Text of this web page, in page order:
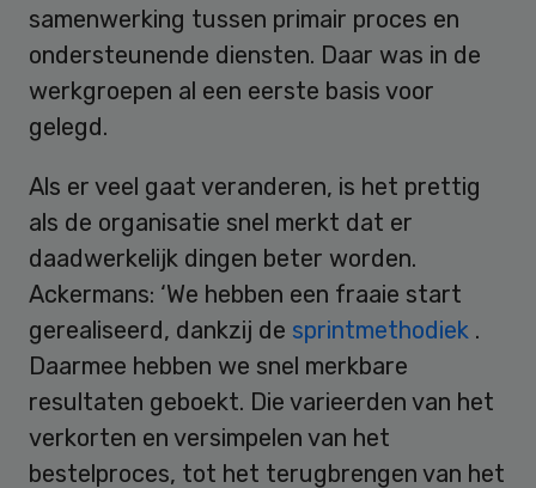
samenwerking tussen primair proces en
ondersteunende diensten. Daar was in de
werkgroepen al een eerste basis voor
gelegd.
Als er veel gaat veranderen, is het prettig
als de organisatie snel merkt dat er
daadwerkelijk dingen beter worden.
Ackermans: ‘We hebben een fraaie start
gerealiseerd, dankzij de sprintmethodiek .
Daarmee hebben we snel merkbare
resultaten geboekt. Die varieerden van het
verkorten en versimpelen van het
bestelproces, tot het terugbrengen van het